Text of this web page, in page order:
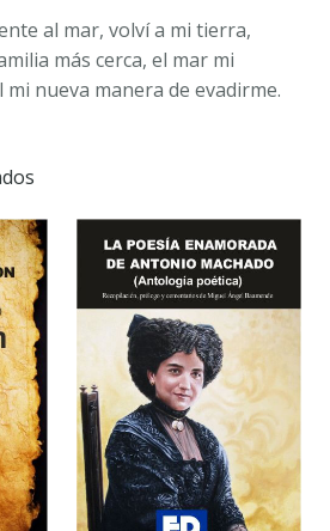
al mar, volví a mi tierra,
más cerca, el mar mi
mi nueva manera de evadirme.